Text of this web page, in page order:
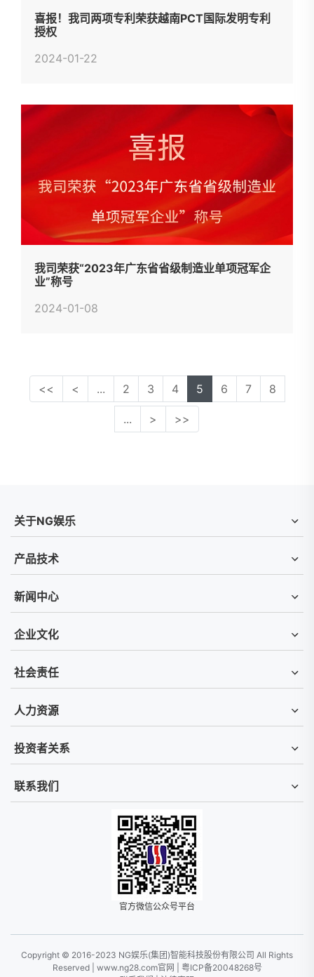
喜报！我司两项专利荣获越南PCT国际发明专利
授权
2024-01-22
我司荣获“2023年广东省省级制造业单项冠军企
业”称号
2024-01-08
<< < ... 2 3 4 5 6 7 8
... > >>
关于NG娱乐
产品技术
新闻中心
企业文化
社会责任
人力资源
投资者关系
联系我们
官方微信公众号平台
Copyright © 2016-2023 NG娱乐(集团)智能科技股份有限公司 All Rights
Reserved | www.ng28.com官网
粤ICP备20048268号